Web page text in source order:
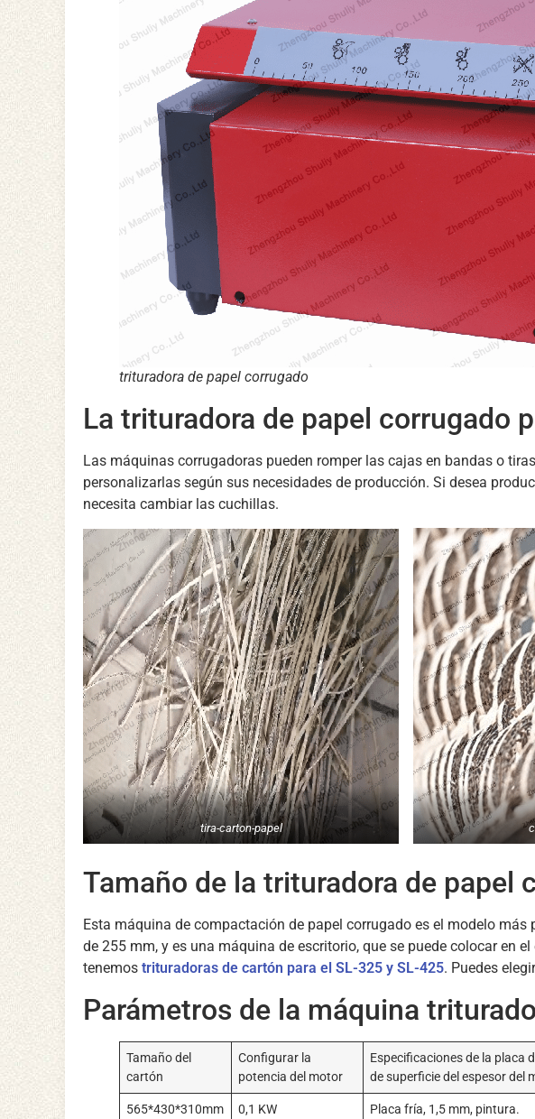
trituradora de papel corrugado
La trituradora de papel corrugado
Las máquinas corrugadoras pueden romper las cajas en bandas o
personalizarlas según sus necesidades de producción. Si desea
necesita cambiar las cuchillas.
tira-carton-papel
Tamaño de la trituradora de papel
Esta máquina de compactación de papel corrugado es el modelo
de 255 mm, y es una máquina de escritorio, que se puede colocar en
tenemos trituradoras de cartón para el SL-325 y SL-425. Puedes
Parámetros de la máquina
Tamaño del
cartón
Configurar la
potencia del motor
Especificaciones de la placa
de superficie del espesor del
565*430*310mm 0,1 KW Placa fría, 1,5 mm, pintura.